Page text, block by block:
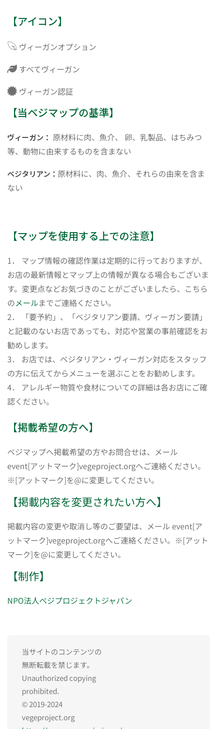
【アイコン】
ヴィーガンオプション
すべてヴィーガン
ヴィーガン認証
【当ベジマップの基準】
ヴィーガン： 原材料に肉、魚介、 卵、乳製品、はちみつ
等、動物に由来するものを含まない
ベジタリアン： 原材料に、肉、魚介、それらの由来を含ま
ない
【マップを使用する上での注意】
1． マップ情報の確認作業は定期的に行っておりますが、
お店の最新情報とマップ上の情報が異なる場合もございま
す。変更点などお気づきのことがございましたら、こちら
のメールまでご連絡ください。
2． 「要予約」、「ベジタリアン要請、ヴィーガン要請」
と記載のないお店であっても、対応や営業の事前確認をお
勧めします。
3． お店では、ベジタリアン・ヴィーガン対応をスタッフ
の方に伝えてからメニューを選ぶことをお勧めします。
4． アレルギー物質や食材についての詳細は各お店にご確
認ください。
【掲載希望の方へ】
ベジマップへ掲載希望の方やお問合せは、メール
event[アットマーク]vegeproject.orgへご連絡ください。
※[アットマーク]を@に変更してください。
【掲載内容を変更されたい方へ】
掲載内容の変更や取消し等のご要望は、メール event[ア
ットマーク]vegeproject.orgへご連絡ください。※[アット
マーク]を@に変更してください。
【制作】
NPO法人ベジプロジェクトジャパン
当サイトのコンテンツの
無断転載を禁じます。
Unauthorized copying
prohibited.
© 2019-2024
vegeproject.org